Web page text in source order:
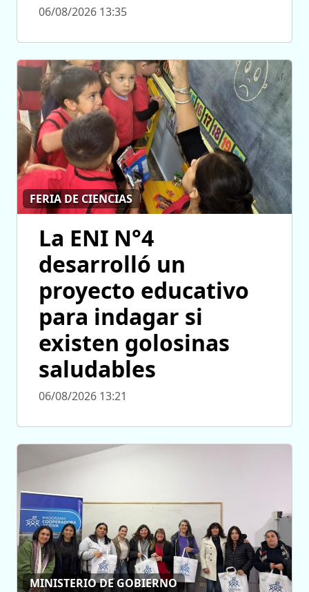
06/08/2026 13:35
FERIA DE CIENCIAS
La ENI N°4
desarrolló un
proyecto educativo
para indagar si
existen golosinas
saludables
06/08/2026 13:21
MINISTERIO DE GOBIERNO